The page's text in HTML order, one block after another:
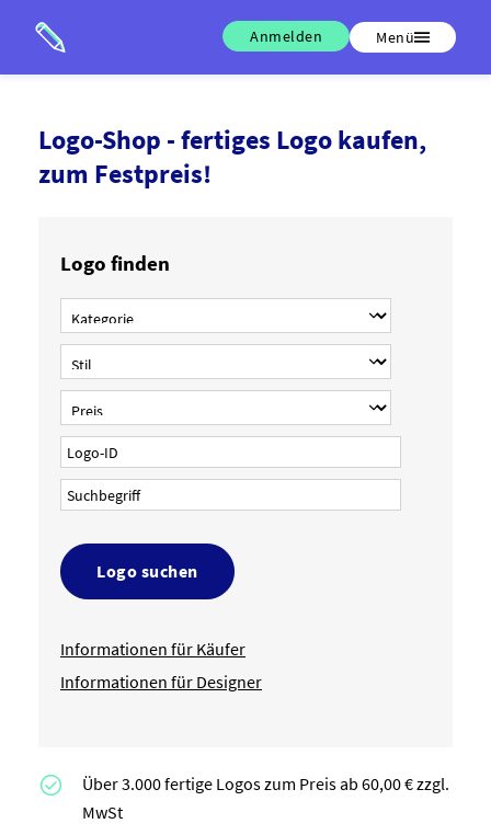
Anmelden Menü
Logo-Shop - fertiges Logo kaufen,
zum Festpreis!
Logo finden
Logo suchen
Informationen für Käufer
Informationen für Designer
Über 3.000 fertige Logos zum Preis ab 60,00 € zzgl.
MwSt